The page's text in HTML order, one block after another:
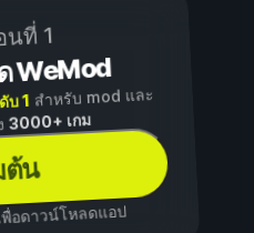
ที่ 1
WeMod
บ 1 สำหรับ mod และ
3000+ เกม
ต้น
อดาวน์โหลดแอป